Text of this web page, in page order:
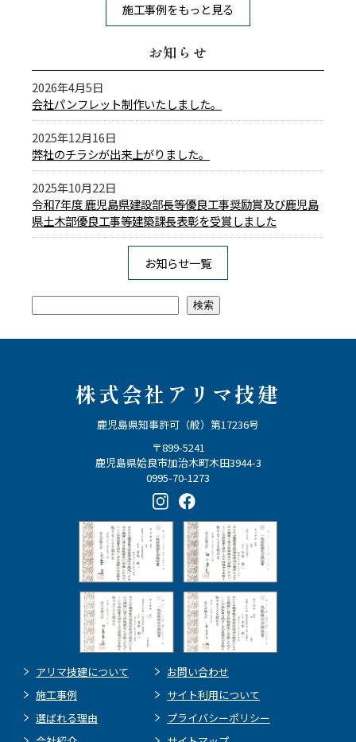
施工事例をもっと見る
お知らせ
2026年4月5日
会社パンフレット制作いたしました。
2025年12月16日
弊社のチラシが出来上がりました。
2025年10月22日
令和7年度 鹿児島県建設部長等優良工事奨励賞及び鹿児島
県土木部優良工事等建築課長表彰を受賞しました
お知らせ一覧
検索
株式会社アリマ技建
鹿児島県知事許可（般）第17236号
〒899-5241
鹿児島県姶良市加治木町木田3944-3
0995-70-1273
アリマ技建について
施工事例
選ばれる理由
お問い合わせ
サイト利用について
プライバシーポリシー